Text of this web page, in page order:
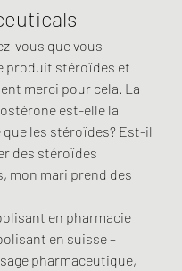
vous que vous
produit stéroïdes et
merci pour cela. La
est-elle la
que les stéroïdes? Est-il
des stéroïdes
mon mari prend des
en pharmacie
en suisse –
pharmaceutique,